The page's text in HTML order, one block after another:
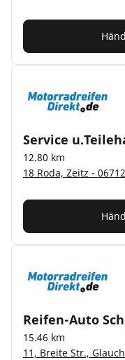
Service
12.80 km
18 Roda, Zeitz - 06712
Reifen-Auto
15.46 km
11, Breite Str.,